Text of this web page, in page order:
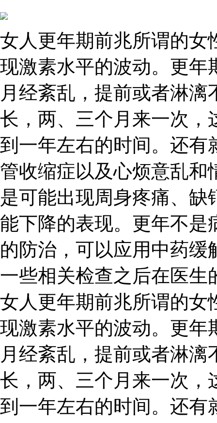
女人更年期前兆所谓的女
现激素水平的波动。更年
月经紊乱，提前或者淋
长，两、三个月来一次，
到一年左右的时间。还有
管收缩症以及心烦意乱和
是可能出现周身疼痛、
能下降的表现。更年不是
的防治，可以应用中药
一些相关检查之后在医生
女人更年期前兆所谓的女
现激素水平的波动。更年
月经紊乱，提前或者淋
长，两、三个月来一次，
到一年左右的时间。还有